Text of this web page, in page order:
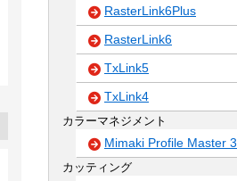
RasterLink6Plus
RasterLink6
TxLink5
TxLink4
カラーマネジメント
Mimaki Profile Master 3
カッティング